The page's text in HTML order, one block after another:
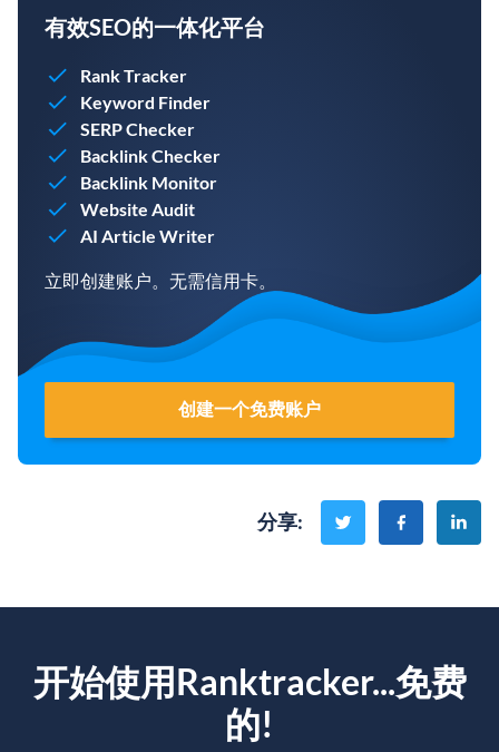
有效SEO的一体化平台
Rank Tracker
Keyword Finder
SERP Checker
Backlink Checker
Backlink Monitor
Website Audit
AI Article Writer
立即创建账户。无需信用卡。
创建一个免费账户
分享:
开始使用Ranktracker...免费
的!